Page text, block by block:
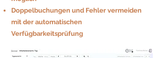
Doppelbuchungen und Fehler vermeiden
mit der automatischen
Verfügbarkeitsprüfung​